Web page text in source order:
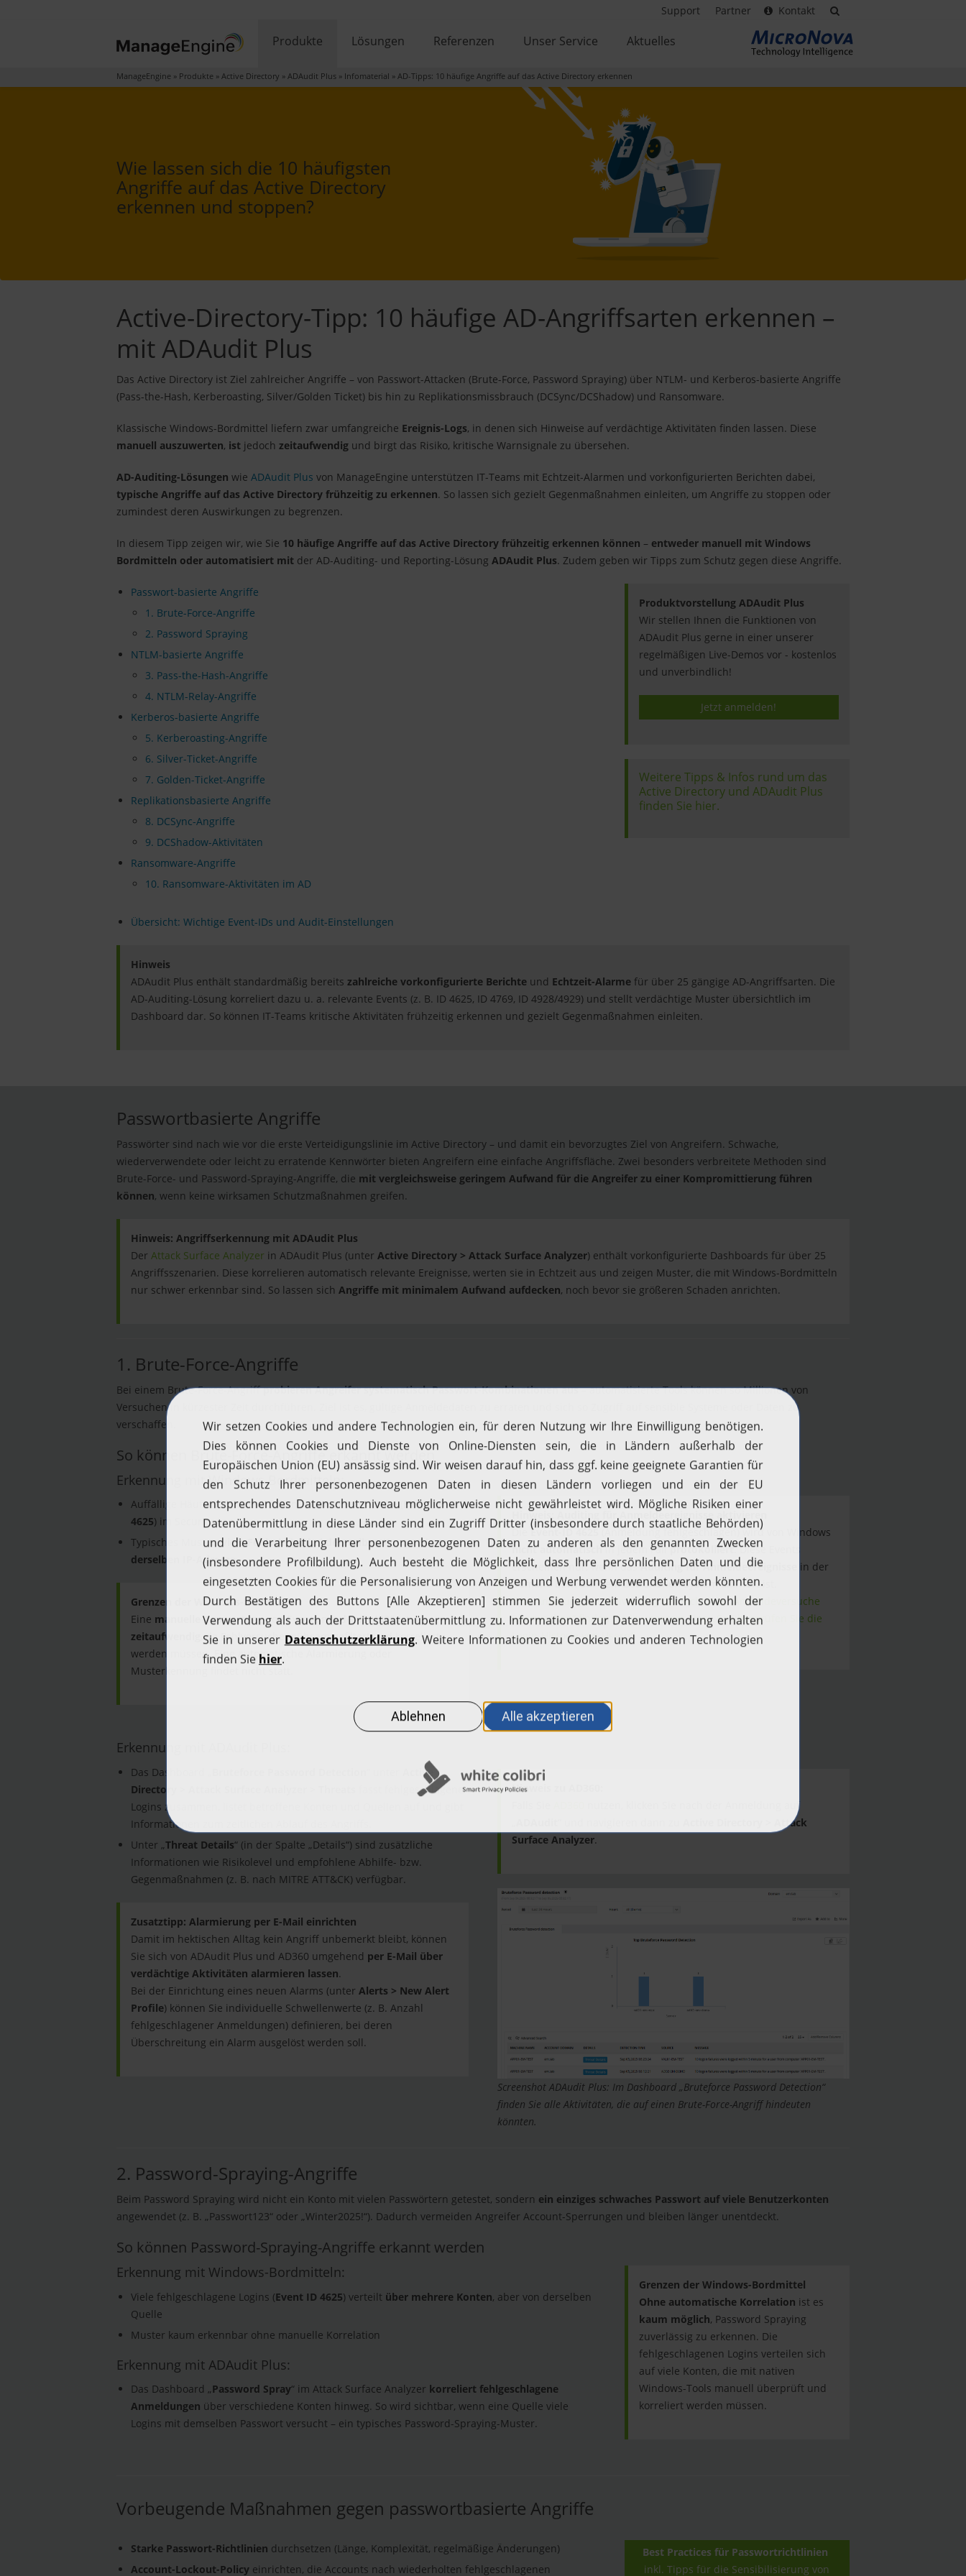
Support Partner Kontakt
Produkte Lösungen Referenzen Unser Service Aktuelles
ManageEngine » Produkte » Active Directory » ADAudit Plus » Infomaterial » AD-Tipps: 10 häufige Angriffe auf das Active Directory erkennen
Wie lassen sich die 10 häufigsten
Angriffe auf das Active Directory
erkennen und stoppen?
Active-Directory-Tipp: 10 häufige AD-Angriffsarten erkennen –
mit ADAudit Plus
Das Active Directory ist Ziel zahlreicher Angriffe – von Passwort-Attacken (Brute-Force, Password Spraying) über NTLM- und Kerberos-basierte Angriffe
(Pass-the-Hash, Kerberoasting, Silver/Golden Ticket) bis hin zu Replikationsmissbrauch (DCSync/DCShadow) und Ransomware.
Klassische Windows-Bordmittel liefern zwar umfangreiche Ereignis-Logs, in denen sich Hinweise auf verdächtige Aktivitäten finden lassen. Diese
manuell auszuwerten, ist jedoch zeitaufwendig und birgt das Risiko, kritische Warnsignale zu übersehen.
AD-Auditing-Lösungen wie ADAudit Plus von ManageEngine unterstützen IT-Teams mit Echtzeit-Alarmen und vorkonfigurierten Berichten dabei,
typische Angriffe auf das Active Directory frühzeitig zu erkennen. So lassen sich gezielt Gegenmaßnahmen einleiten, um Angriffe zu stoppen oder
zumindest deren Auswirkungen zu begrenzen.
In diesem Tipp zeigen wir, wie Sie 10 häufige Angriffe auf das Active Directory frühzeitig erkennen können – entweder manuell mit Windows
Bordmitteln oder automatisiert mit der AD-Auditing- und Reporting-Lösung ADAudit Plus. Zudem geben wir Tipps zum Schutz gegen diese Angriffe.
Passwort-basierte Angriffe
1. Brute-Force-Angriffe
2. Password Spraying
NTLM-basierte Angriffe
3. Pass-the-Hash-Angriffe
4. NTLM-Relay-Angriffe
Kerberos-basierte Angriffe
5. Kerberoasting-Angriffe
6. Silver-Ticket-Angriffe
7. Golden-Ticket-Angriffe
Replikationsbasierte Angriffe
8. DCSync-Angriffe
9. DCShadow-Aktivitäten
Ransomware-Angriffe
10. Ransomware-Aktivitäten im AD
Übersicht: Wichtige Event-IDs und Audit-Einstellungen
Produktvorstellung ADAudit Plus
Wir stellen Ihnen die Funktionen von
ADAudit Plus gerne in einer unserer
regelmäßigen Live-Demos vor - kostenlos
und unverbindlich!
Jetzt anmelden!
Weitere Tipps & Infos rund um das
Active Directory und ADAudit Plus
finden Sie hier.
Hinweis
ADAudit Plus enthält standardmäßig bereits zahlreiche vorkonfigurierte Berichte und Echtzeit-Alarme für über 25 gängige AD-Angriffsarten. Die
AD-Auditing-Lösung korreliert dazu u. a. relevante Events (z. B. ID 4625, ID 4769, ID 4928/4929) und stellt verdächtige Muster übersichtlich im
Dashboard dar. So können IT-Teams kritische Aktivitäten frühzeitig erkennen und gezielt Gegenmaßnahmen einleiten.
Passwortbasierte Angriffe
Passwörter sind nach wie vor die erste Verteidigungslinie im Active Directory – und damit ein bevorzugtes Ziel von Angreifern. Schwache,
wiederverwendete oder leicht zu erratende Kennwörter bieten Angreifern eine einfache Angriffsfläche. Zwei besonders verbreitete Methoden sind
Brute-Force- und Password-Spraying-Angriffe, die mit vergleichsweise geringem Aufwand für die Angreifer zu einer Kompromittierung führen
können, wenn keine wirksamen Schutzmaßnahmen greifen.
Hinweis: Angriffserkennung mit ADAudit Plus
Der Attack Surface Analyzer in ADAudit Plus (unter Active Directory > Attack Surface Analyzer) enthält vorkonfigurierte Dashboards für über 25
Angriffsszenarien. Diese korrelieren automatisch relevante Ereignisse, werten sie in Echtzeit aus und zeigen Muster, die mit Windows-Bordmitteln
nur schwer erkennbar sind. So lassen sich Angriffe mit minimalem Aufwand aufdecken, noch bevor sie größeren Schaden anrichten.
1. Brute-Force-Angriffe
Bei einem Brute-Force-Angriffprobieren Angreifer systematisch Passwort-Kombinationen aus– automatisierte Tools können so Millionen von
Versuchen in kürzester Zeit durchführen. Ziel ist es, gültige Anmeldedaten zu erraten und sich so Zugriff auf sensible Systeme oder Daten zu
verschaffen.
So können Brute-Force-Angriffe erkannt werden
Erkennung mit Windows Bordmitteln:
Auffällige Häufung fehlgeschlagener Anmeldeversuche ( Event ID
4625) im Security-Log
Typisches Muster:viele Fehlschläge bei demselben Kontooder von
derselben IP-Adresse
Grenzen der Windows-Bordmittel
Eine manuelle Auswertungvon Events mit der ID 4625 ist
zeitaufwendig
, da Fehlversuche mühsam gefiltert und korreliert
werden müssen. Eine automatische Alarmierung oder
Musterkennung findet nicht statt.
Hinweis: Auditing für Anmeldeereignisse aktivieren
Die Event-ID 4625(Anmeldung fehlgeschlagen) wird von Windows
nicht automatischin jedem Fallprotokolliert. Diese Events
erscheinen nur, wenn dasAuditing für Anmeldeereignisse
in der
Domäne bzw. auf dem betroffenen System aktiviert ist.
Eine Anleitung zur Aktivierung der Richtlinie „Anmeldeversuche
überwachen“ finden Sie in unserem Tipp „So überprüfen Sie die
Login-Historie von Usern“.
Erkennung mit ADAudit Plus:
Das Dashboard „
Active
Directory > Attack Surface Analyzer > Threats
fasst fehlgeschlagene
Logins zusammen, listet betroffene Konten und Quellen auf und gibt
Informationen zum zeitlichen Ablauf des Angriffs.
Unter „Threat Details“ (in der Spalte „Details“) sind zusätzliche
Informationen wie Risikolevel und empfohlene Abhilfe- bzw.
Gegenmaßnahmen (z. B. nach MITRE ATT&CK) verfügbar.
Zusatztipp: Alarmierung per E-Mail einrichten
Damit im hektischen Alltag kein Angriff unbemerkt bleibt, können
Sie sich von ADAudit Plus und AD360 umgehend per E-Mail über
verdächtige Aktivitäten alarmieren lassen.
Bei der Einrichtung eines neuen Alarms (unter Alerts > New Alert
Profile) können Sie individuelle Schwellenwerte (z. B. Anzahl
fehlgeschlagener Anmeldungen) definieren, bei deren
Überschreitung ein Alarm ausgelöst werden soll.
Hinweis zu AD360:
nutzen, klicken Sie nach der Anmeldung auf
Active Directory > Attack
Surface Analyzer.
Screenshot ADAudit Plus: Im Dashboard „Bruteforce Password Detection“
finden Sie alle Aktivitäten, die auf einen Brute-Force-Angriff hindeuten
könnten.
2. Password-Spraying-Angriffe
Beim Password Spraying wird nicht ein Konto mit vielen Passwörtern getestet, sondern ein einziges schwaches Passwort auf viele Benutzerkonten
angewendet (z. B. „Passwort123“ oder „Winter2025!“). Dadurch vermeiden Angreifer Account-Sperrungen und bleiben länger unentdeckt.
So können Password-Spraying-Angriffe erkannt werden
Erkennung mit Windows-Bordmitteln:
Viele fehlgeschlagene Logins (Event ID 4625) verteilt über mehrere Konten, aber von derselben
Quelle
Muster kaum erkennbar ohne manuelle Korrelation
Erkennung mit ADAudit Plus:
Das Dashboard „Password Spray“ im Attack Surface Analyzer korreliert fehlgeschlagene
Anmeldungen über verschiedene Konten hinweg. So wird sichtbar, wenn eine Quelle viele
Logins mit demselben Passwort versucht – ein typisches Password-Spraying-Muster.
Grenzen der Windows-Bordmittel
Ohne automatische Korrelation ist es
kaum möglich, Password Spraying
zuverlässig zu erkennen. Die
fehlgeschlagenen Logins verteilen sich
auf viele Konten, die mit nativen
Windows-Tools manuell überprüft und
korreliert werden müssen.
Vorbeugende Maßnahmen gegen passwortbasierte Angriffe
Starke Passwort-Richtlinien durchsetzen (Länge, Komplexität, regelmäßige Änderungen)
Account-Lockout-Policy einrichten, die Accounts nach wiederholten fehlgeschlagenen
Best Practices für Passwortrichtlinien
inkl. Tipps für die Sensibilisierung von